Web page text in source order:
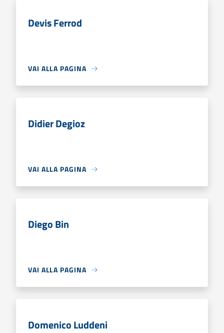
Devis Ferrod
VAI ALLA PAGINA
Didier Degioz
VAI ALLA PAGINA
Diego Bin
VAI ALLA PAGINA
Domenico Luddeni